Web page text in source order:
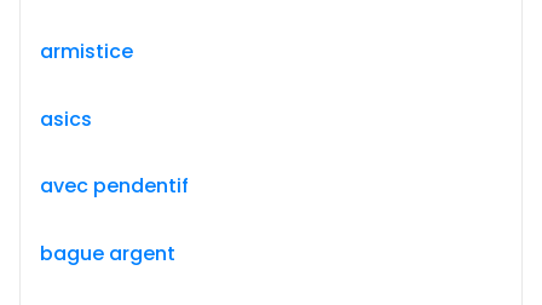
armistice
asics
avec pendentif
bague argent